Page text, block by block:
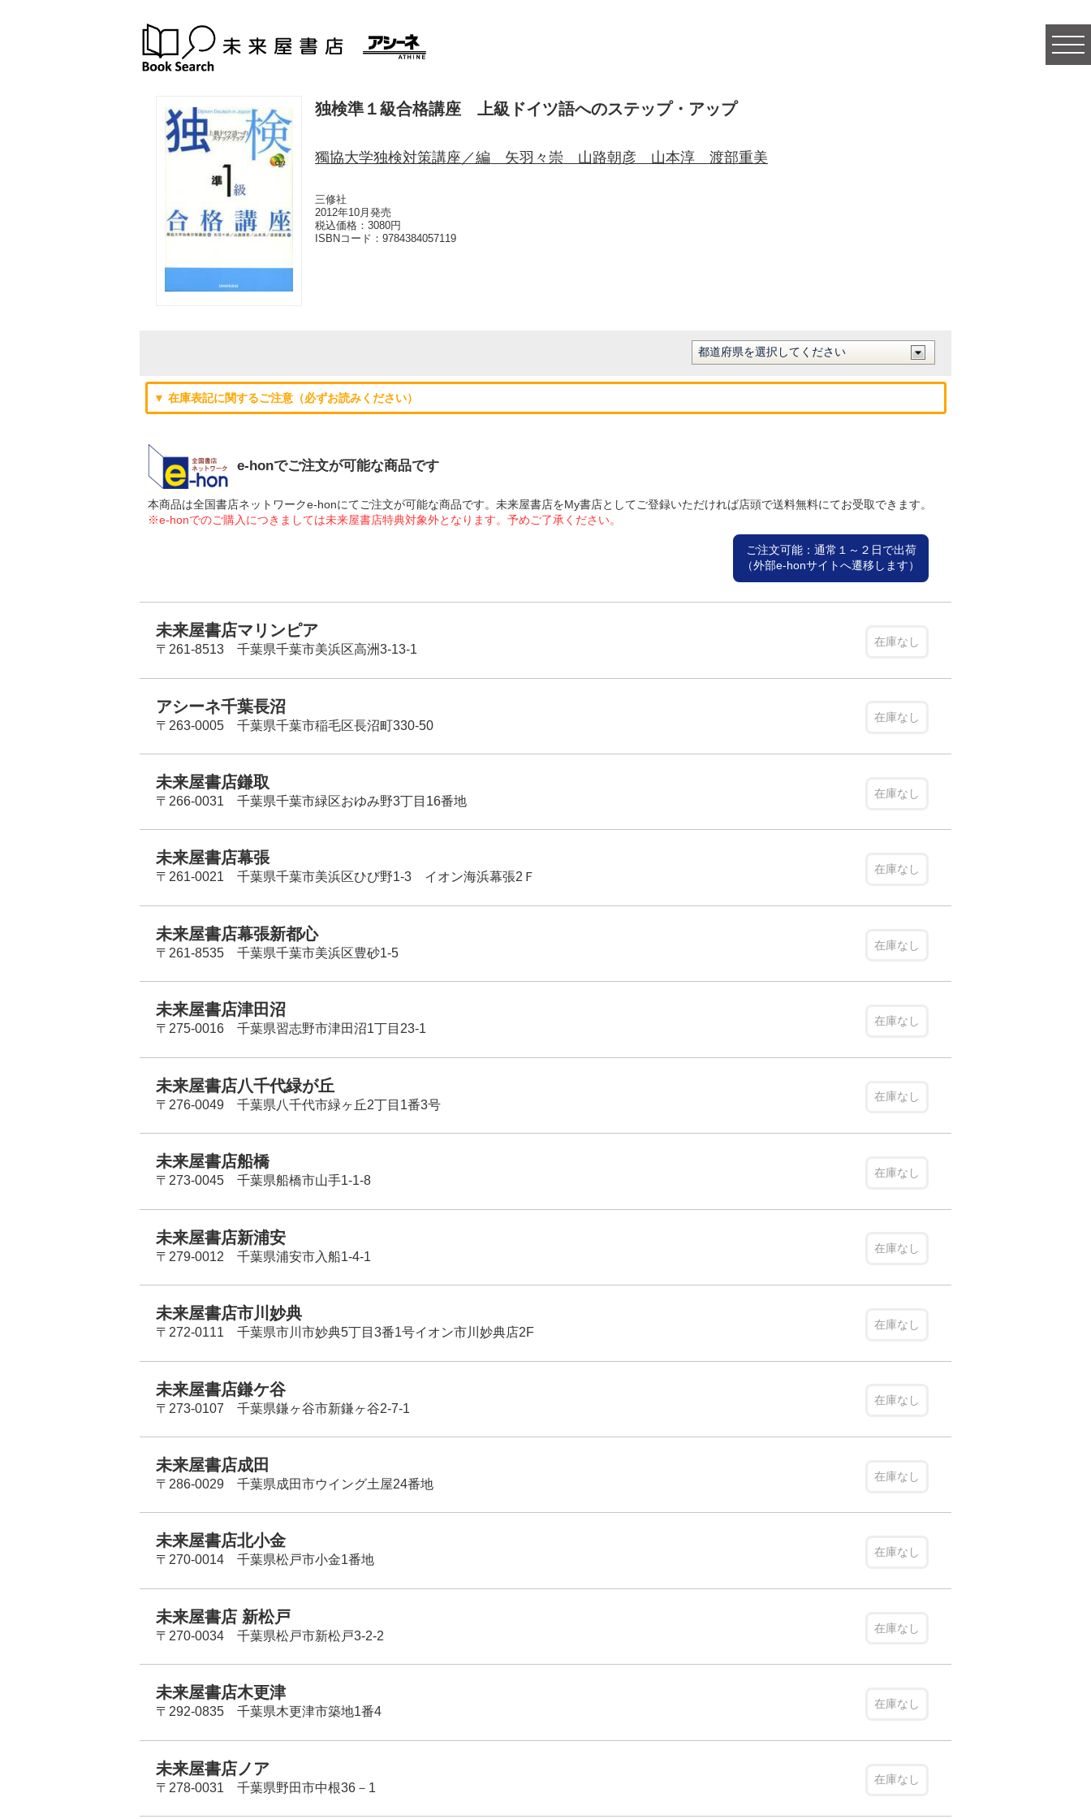
独検準１級合格講座 上級ドイツ語へのステップ・アップ
獨協大学独検対策講座／編 矢羽々崇 山路朝彦 山本淳 渡部重美
三修社
2012年10月発売
税込価格：3080円
ISBNコード： 9784384057119
▼ 在庫表記に関するご注意（必ずお読みください）
e-honでご注文が可能な商品です
本商品は全国書店ネットワークe-honにてご注文が可能な商品です。未来屋書店をMy書店としてご登録いただければ店頭で送料無料にてお受取できます。
※e-honでのご購入につきましては未来屋書店特典対象外となります。予めご了承ください。
ご注文可能：通常１～２日で出荷
（外部e-honサイトへ遷移します）
未来屋書店マリンピア
〒261-8513 千葉県千葉市美浜区高洲3-13-1
在庫なし
アシーネ千葉長沼
〒263-0005 千葉県千葉市稲毛区長沼町330-50
在庫なし
未来屋書店鎌取
〒266-0031 千葉県千葉市緑区おゆみ野3丁目16番地
在庫なし
未来屋書店幕張
〒261-0021 千葉県千葉市美浜区ひび野1-3 イオン海浜幕張2Ｆ
在庫なし
未来屋書店幕張新都心
〒261-8535 千葉県千葉市美浜区豊砂1-5
在庫なし
未来屋書店津田沼
〒275-0016 千葉県習志野市津田沼1丁目23-1
在庫なし
未来屋書店八千代緑が丘
〒276-0049 千葉県八千代市緑ヶ丘2丁目1番3号
在庫なし
未来屋書店船橋
〒273-0045 千葉県船橋市山手1-1-8
在庫なし
未来屋書店新浦安
〒279-0012 千葉県浦安市入船1-4-1
在庫なし
未来屋書店市川妙典
〒272-0111 千葉県市川市妙典5丁目3番1号イオン市川妙典店2F
在庫なし
未来屋書店鎌ケ谷
〒273-0107 千葉県鎌ヶ谷市新鎌ヶ谷2-7-1
在庫なし
未来屋書店成田
〒286-0029 千葉県成田市ウイング土屋24番地
在庫なし
未来屋書店北小金
〒270-0014 千葉県松戸市小金1番地
在庫なし
未来屋書店 新松戸
〒270-0034 千葉県松戸市新松戸3-2-2
在庫なし
未来屋書店木更津
〒292-0835 千葉県木更津市築地1番4
在庫なし
未来屋書店ノア
〒278-0031 千葉県野田市中根36－1
在庫なし